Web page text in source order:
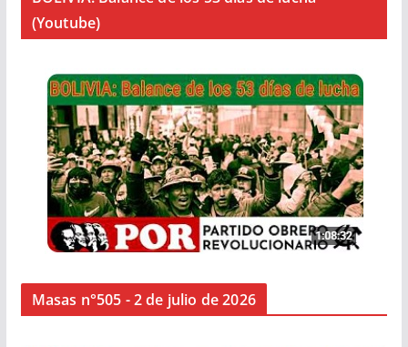
(Youtube)
Masas n°505 - 2 de julio de 2026